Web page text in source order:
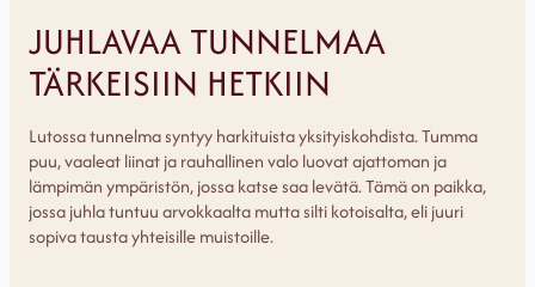
JUHLAVAA TUNNELMAA
TÄRKEISIIN HETKIIN
Lutossa tunnelma syntyy harkituista yksityiskohdista. Tumma
puu, vaaleat liinat ja rauhallinen valo luovat ajattoman ja
lämpimän ympäristön, jossa katse saa levätä. Tämä on paikka,
jossa juhla tuntuu arvokkaalta mutta silti kotoisalta, eli juuri
sopiva tausta yhteisille muistoille.